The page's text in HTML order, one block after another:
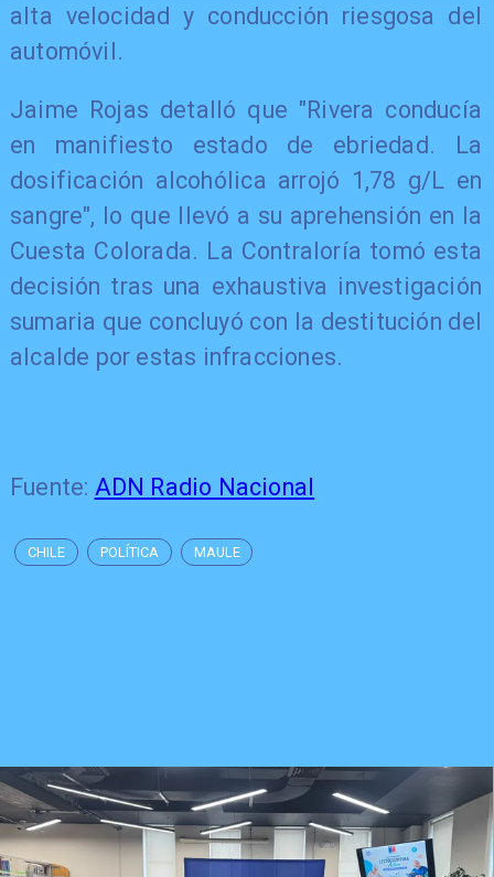
alta velocidad y conducción riesgosa del
automóvil.
Jaime Rojas detalló que "Rivera conducía
en manifiesto estado de ebriedad. La
dosificación alcohólica arrojó 1,78 g/L en
sangre", lo que llevó a su aprehensión en la
Cuesta Colorada. La Contraloría tomó esta
decisión tras una exhaustiva investigación
sumaria que concluyó con la destitución del
alcalde por estas infracciones.
Fuente: ADN Radio Nacional
CHILE POLÍTICA MAULE